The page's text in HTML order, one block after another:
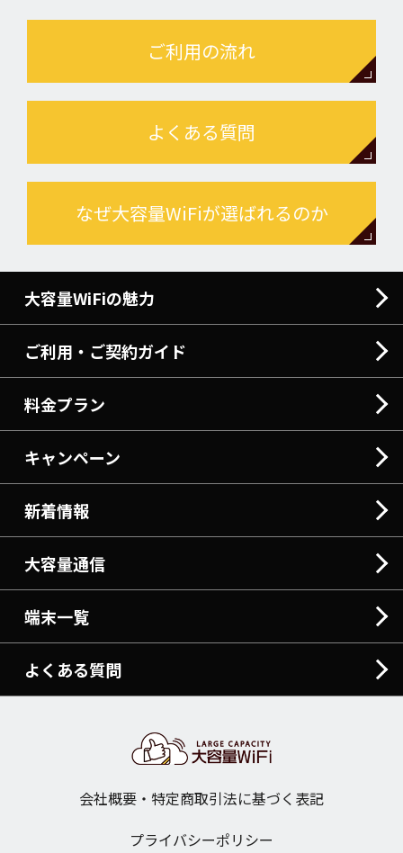
ご利用の流れ
よくある質問
なぜ大容量WiFiが選ばれるのか
大容量WiFiの魅力
ご利用・ご契約ガイド
料金プラン
キャンペーン
新着情報
大容量通信
端末一覧
よくある質問
会社概要・特定商取引法に基づく表記
プライバシーポリシー